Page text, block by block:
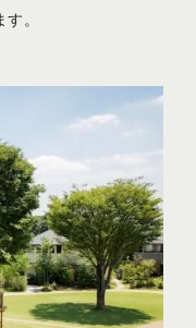
。